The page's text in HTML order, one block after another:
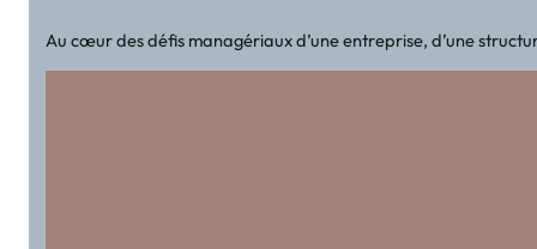
Au cœur des défis managériaux d’une entreprise, d’une